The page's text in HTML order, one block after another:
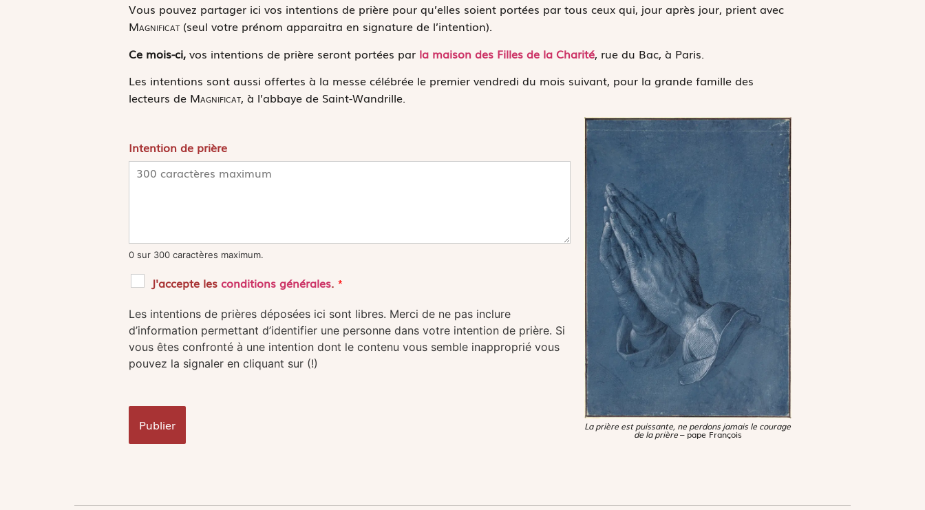
Vous pouvez partager ici vos intentions de prière pour qu’elles soient portées par tous ceux qui, jour après jour, prient avec
Magnificat(seul votre prénom apparaitra en signature de l’intention).
Ce mois-ci,vos intentions de prière seront portées par la maison des Filles de la Charité, rue du Bac, à Paris.
Les intentions sont aussi offertes à la messe célébrée le premier vendredi du mois suivant, pour la grande famille des
lecteurs de Magnificat, à l’abbaye de Saint-Wandrille.
Intention de prière
0 sur 300 caractères maximum.
J'accepte les conditions générales. *
Les intentions de prières déposées ici sont libres. Merci de ne pas inclure
d’information permettant d’identifier une personne dans votre intention de prière. Si
vous êtes confronté à une intention dont le contenu vous semble inapproprié vous
pouvez la signaler en cliquant sur (!)
Publier La prière est puissante, ne perdons jamais le courage
de la prière– pape François